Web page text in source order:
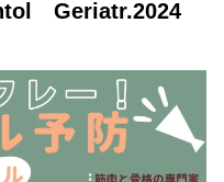
Geriatr.2024